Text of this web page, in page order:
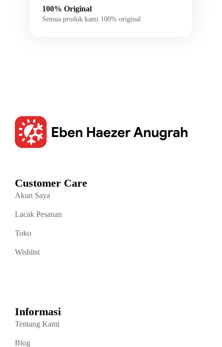
100% Original
Semua produk kami 100% original
Customer Care
Akun Saya
Lacak Pesanan
Toko
Wishlist
Informasi
Tentang Kami
Blog